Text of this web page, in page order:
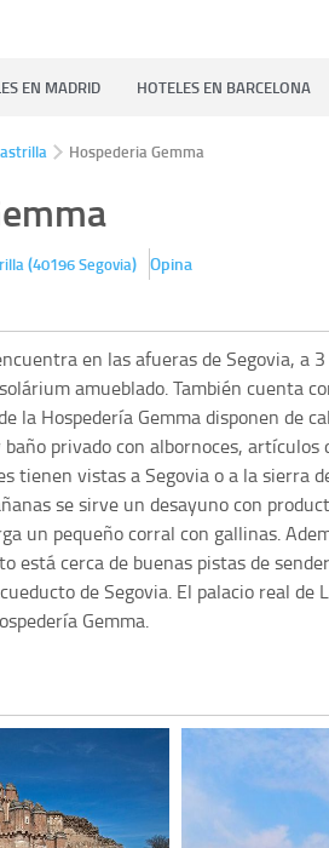
EN MADRID HOTELES EN BARCELONA
Hospederia Gemma
(40196Segovia) Opina
en las afueras de Segovia, a
amueblado. También cuenta
la Hospedería Gemma disponen de
privado con albornoces, artículos
tienen vistas a Segovia o a la sierra
se sirve un desayuno con
un pequeño corral con gallinas.
está cerca de buenas pistas de
de Segovia. El palacio real de
Gemma.